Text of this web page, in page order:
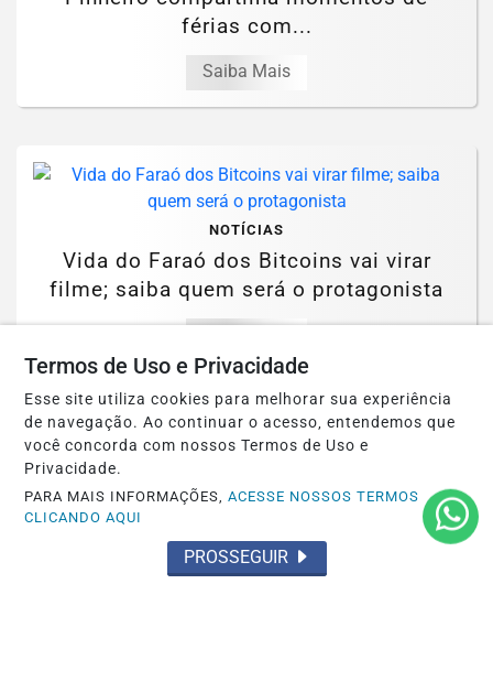
férias com...
Saiba Mais
NOTÍCIAS
Vida do Faraó dos Bitcoins vai virar
filme; saiba quem será o protagonista
MAIS POSTAGENS
Termos de Uso e Privacidade
Esse site utiliza cookies para melhorar sua experiência
de navegação. Ao continuar o acesso, entendemos que
você concorda com nossos Termos de Uso e
Privacidade.
PARA MAIS INFORMAÇÕES,ACESSE NOSSOS TERMOS
CLICANDO AQUI
PROSSEGUIR